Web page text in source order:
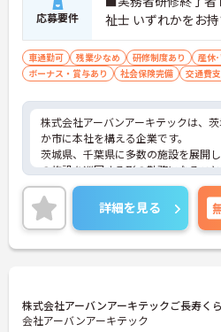
応募要件
祉士 いずれかをお
車通勤可 残業少なめ 研修制度あり
産休
ボーナス・賞与あり
社会保険完備 交通費
株式会社アーバンアーキテックは、
か市に本社を構える企業です。
茨城県、千葉県に多数の施設を展開
の施設を巡回する形の勤務になるこ
70代の方も、ご自身のスキルを活か
る職場です。詳細を見る
株式会社アーバンアーキテックご長寿
会社アーバンアーキテック